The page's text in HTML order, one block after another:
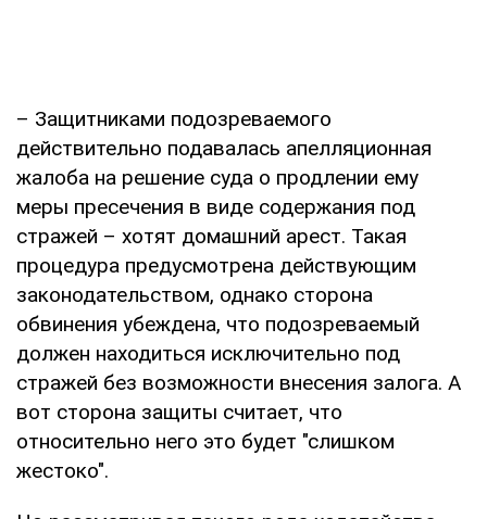
– Защитниками подозреваемого
действительно подавалась апелляционная
жалоба на решение суда о продлении ему
меры пресечения в виде содержания под
стражей – хотят домашний арест. Такая
процедура предусмотрена действующим
законодательством, однако сторона
обвинения убеждена, что подозреваемый
должен находиться исключительно под
стражей без возможности внесения залога. А
вот сторона защиты считает, что
относительно него это будет "слишком
жестоко".